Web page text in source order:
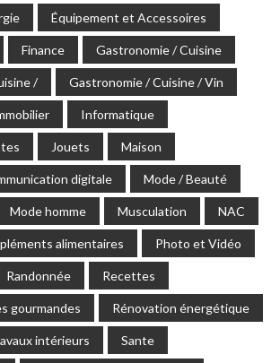
Équipement et Accessoires
Finance Gastronomie / Cuisine
/ Gastronomie / Cuisine / Vin
Informatique
Jouets Maison
digitale Mode / Beauté
Mode homme Musculation NAC
alimentaires Photo et Vidéo
Randonnée Recettes
gourmandes Rénovation énergétique
intérieurs Sante